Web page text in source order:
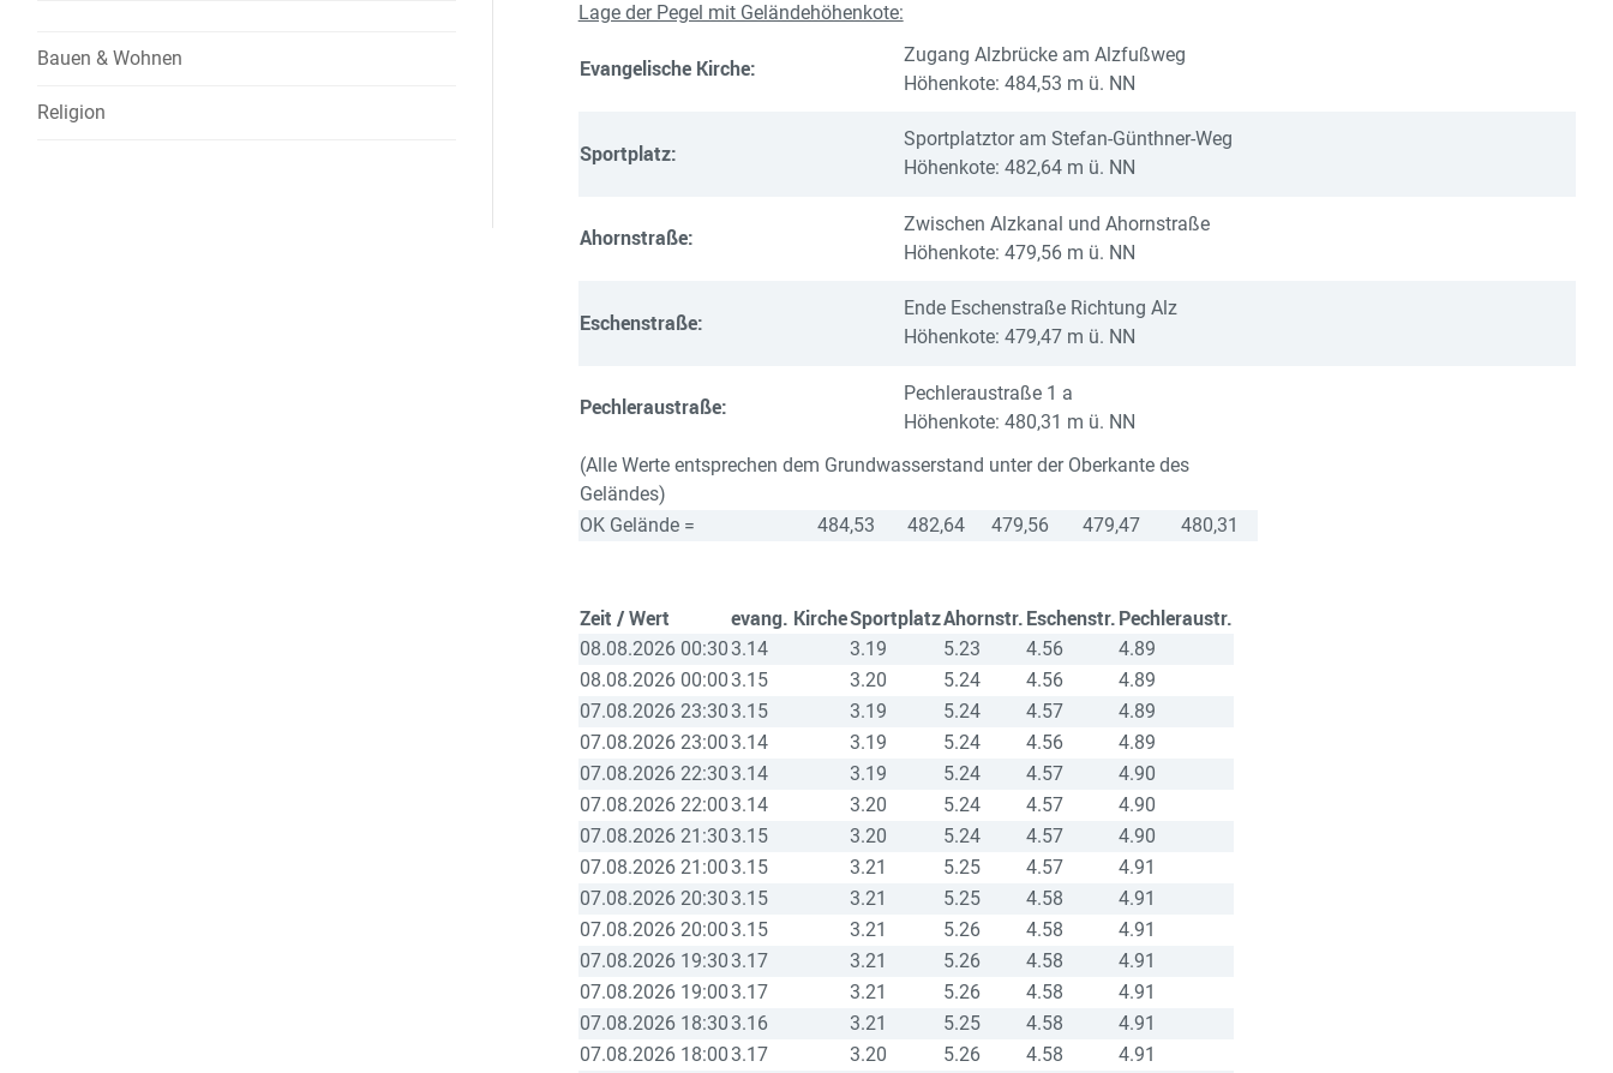
Bauen & Wohnen
Religion
Lage der Pegel mit Geländehöhenkote:
Evangelische Kirche:
Zugang Alzbrücke am Alzfußweg
Höhenkote: 484,53 m ü. NN
Sportplatz:
Sportplatztor am Stefan-Günthner-Weg
Höhenkote: 482,64 m ü. NN
Ahornstraße:
Zwischen Alzkanal und Ahornstraße
Höhenkote: 479,56 m ü. NN
Eschenstraße:
Ende Eschenstraße Richtung Alz
Höhenkote: 479,47 m ü. NN
Pechleraustraße:
Pechleraustraße 1 a
Höhenkote: 480,31 m ü. NN
(Alle Werte entsprechen dem Grundwasserstand unter der Oberkante des
Geländes)
OK Gelände =
484,53 482,64 479,56 479,47 480,31
Zeit / Wert evang. KircheSportplatzAhornstr.Eschenstr.Pechleraustr.
08.08.2026 00:30 3.14 3.19 5.23 4.56
4.89
08.08.2026 00:003.15 3.20 5.24 4.56
4.89
07.08.2026 23:30 3.15 3.19 5.24 4.57
4.89
07.08.2026 23:003.14 3.19 5.24 4.56
4.89
07.08.2026 22:30 3.14 3.19 5.24 4.57
4.90
07.08.2026 22:003.14 3.20 5.24 4.57
4.90
07.08.2026 21:30 3.15 3.20 5.24 4.57
4.90
07.08.2026 21:003.15 3.21 5.25 4.57
4.91
07.08.2026 20:30 3.15 3.21 5.25 4.58
4.91
07.08.2026 20:003.15 3.21 5.26 4.58
4.91
07.08.2026 19:30 3.17 3.21 5.26 4.58
4.91
07.08.2026 19:003.17 3.21 5.26 4.58
4.91
07.08.2026 18:30 3.16 3.21 5.25 4.58
4.91
07.08.2026 18:003.17 3.20 5.26 4.58
4.91